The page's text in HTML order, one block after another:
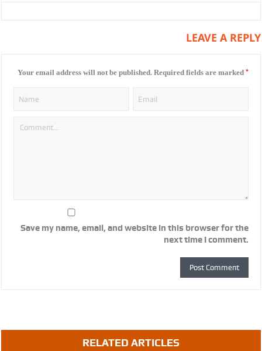
LEAVE A REPLY
Your email address will not be published. Required fields are marked *
Save my name, email, and website in this browser for the
next time I comment.
RELATED ARTICLES